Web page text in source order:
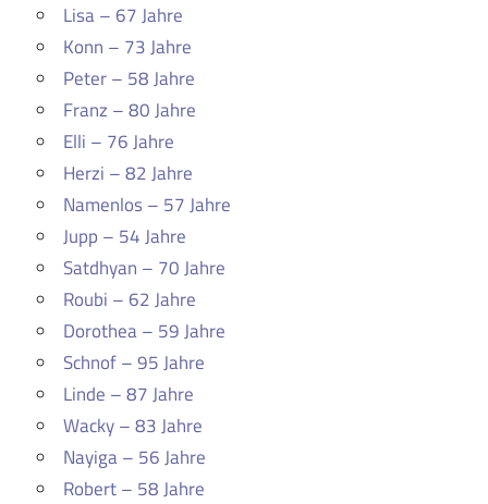
Lisa – 67 Jahre
Konn – 73 Jahre
Peter – 58 Jahre
Franz – 80 Jahre
Elli – 76 Jahre
Herzi – 82 Jahre
Namenlos – 57 Jahre
Jupp – 54 Jahre
Satdhyan – 70 Jahre
Roubi – 62 Jahre
Dorothea – 59 Jahre
Schnof – 95 Jahre
Linde – 87 Jahre
Wacky – 83 Jahre
Nayiga – 56 Jahre
Robert – 58 Jahre